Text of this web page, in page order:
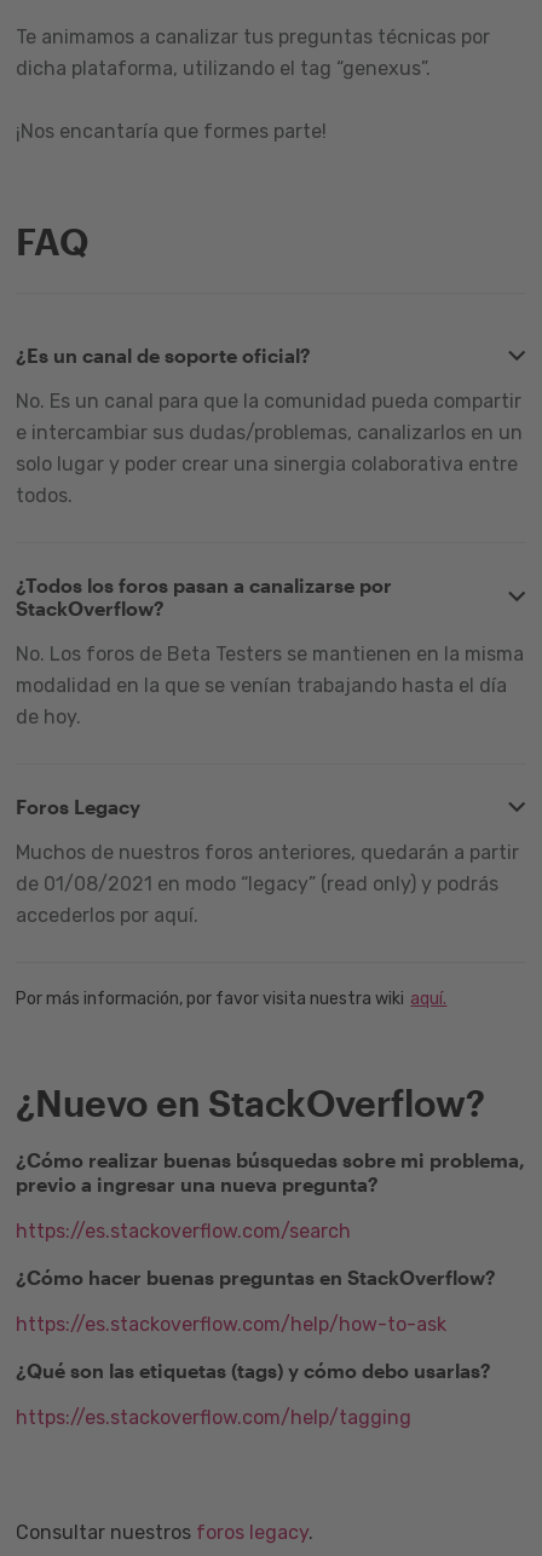
Te animamos a canalizar tus preguntas técnicas por
dicha plataforma, utilizando el tag “genexus”.
¡Nos encantaría que formes parte!
FAQ
¿Es un canal de soporte oficial?
No. Es un canal para que la comunidad pueda compartir
e intercambiar sus dudas/problemas, canalizarlos en un
solo lugar y poder crear una sinergia colaborativa entre
todos.
¿Todos los foros pasan a canalizarse por
StackOverflow?
No. Los foros de Beta Testers se mantienen en la misma
modalidad en la que se venían trabajando hasta el día
de hoy.
Foros Legacy
Muchos de nuestros foros anteriores, quedarán a partir
de 01/08/2021 en modo “legacy” (read only) y podrás
accederlos por aquí.
Por más información, por favor visita nuestra wiki aquí.
¿Nuevo en StackOverflow?
¿Cómo realizar buenas búsquedas sobre mi problema,
previo a ingresar una nueva pregunta?
https://es.stackoverflow.com/search
¿Cómo hacer buenas preguntas en StackOverflow?
https://es.stackoverflow.com/help/how-to-ask
¿Qué son las etiquetas (tags) y cómo debo usarlas?
https://es.stackoverflow.com/help/tagging
Consultar nuestros foros legacy.